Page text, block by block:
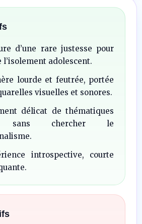
d’une rare justesse pour
l’isolement adolescent.
lourde et feutrée, portée
visuelles et sonores.
délicat de thématiques
sans chercher le
introspective, courte